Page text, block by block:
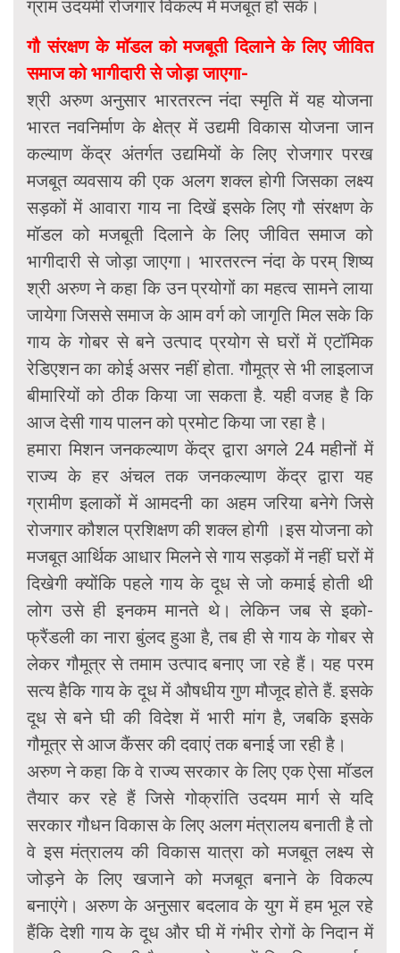
ग्राम उदयमी रोजगार विकल्प में मजबूत हो सकें।
गौ संरक्षण के मॉडल को मजबूती दिलाने के लिए जीवित
समाज को भागीदारी से जोड़ा जाएगा-
श्री अरुण अनुसार भारतरत्न नंदा स्मृति में यह योजना
भारत नवनिर्माण के क्षेत्र में उद्यमी विकास योजना जान
कल्याण केंद्र अंतर्गत उद्यमियों के लिए रोजगार परख
मजबूत व्यवसाय की एक अलग शक्ल होगी जिसका लक्ष्य
सड़कों में आवारा गाय ना दिखें इसके लिए गौ संरक्षण के
मॉडल को मजबूती दिलाने के लिए जीवित समाज को
भागीदारी से जोड़ा जाएगा। भारतरत्न नंदा के परम् शिष्य
श्री अरुण ने कहा कि उन प्रयोगों का महत्व सामने लाया
जायेगा जिससे समाज के आम वर्ग को जागृति मिल सके कि
गाय के गोबर से बने उत्पाद प्रयोग से घरों में एटॉमिक
रेडिएशन का कोई असर नहीं होता. गौमूत्र से भी लाइलाज
बीमारियों को ठीक किया जा सकता है. यही वजह है कि
आज देसी गाय पालन को प्रमोट किया जा रहा है।
हमारा मिशन जनकल्याण केंद्र द्वारा अगले 24 महीनों में
राज्य के हर अंचल तक जनकल्याण केंद्र द्वारा यह
ग्रामीण इलाकों में आमदनी का अहम जरिया बनेगे जिसे
रोजगार कौशल प्रशिक्षण की शक्ल होगी ।इस योजना को
मजबूत आर्थिक आधार मिलने से गाय सड़कों में नहीं घरों में
दिखेगी क्योंकि पहले गाय के दूध से जो कमाई होती थी
लोग उसे ही इनकम मानते थे। लेकिन जब से इको-
फ्रैंडली का नारा बुंलद हुआ है, तब ही से गाय के गोबर से
लेकर गौमूत्र से तमाम उत्पाद बनाए जा रहे हैं। यह परम
सत्य हैकि गाय के दूध में औषधीय गुण मौजूद होते हैं. इसके
दूध से बने घी की विदेश में भारी मांग है, जबकि इसके
गौमूत्र से आज कैंसर की दवाएं तक बनाई जा रही है।
अरुण ने कहा कि वे राज्य सरकार के लिए एक ऐसा मॉडल
तैयार कर रहे हैं जिसे गोक्रांति उदयम मार्ग से यदि
सरकार गौधन विकास के लिए अलग मंत्रालय बनाती है तो
वे इस मंत्रालय की विकास यात्रा को मजबूत लक्ष्य से
जोड़ने के लिए खजाने को मजबूत बनाने के विकल्प
बनाएंगे। अरुण के अनुसार बदलाव के युग में हम भूल रहे
हैंकि देशी गाय के दूध और घी में गंभीर रोगों के निदान में